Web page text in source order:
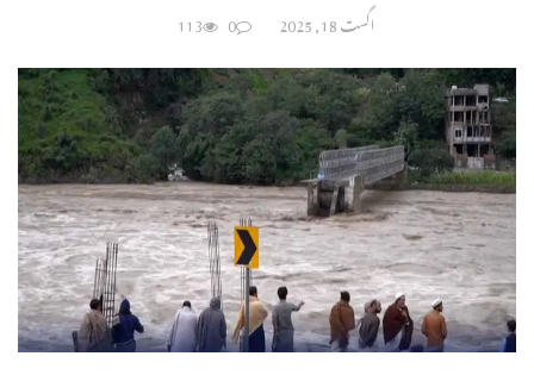
اگست 18, 2025 0
113